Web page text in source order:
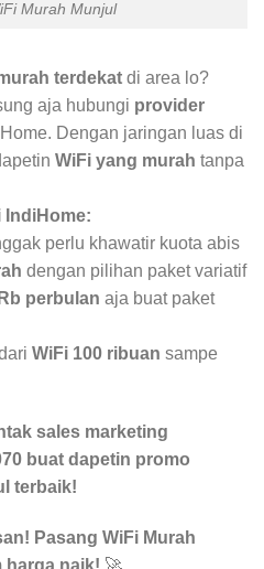
Murah Munjul
terdekat di area lo?
aja hubungi provider
Dengan jaringan luas di
WiFi yang murah tanpa
IndiHome:
perlu khawatir kuota abis
dengan pilihan paket variatif
perbulan aja buat paket
WiFi 100 ribuan sampe
sales marketing
buat dapetin promo
terbaik!
Pasang WiFi Murah
harga naik! 🚀